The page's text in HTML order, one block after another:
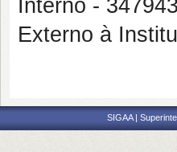
Interno -
Externo à
SIGAA |